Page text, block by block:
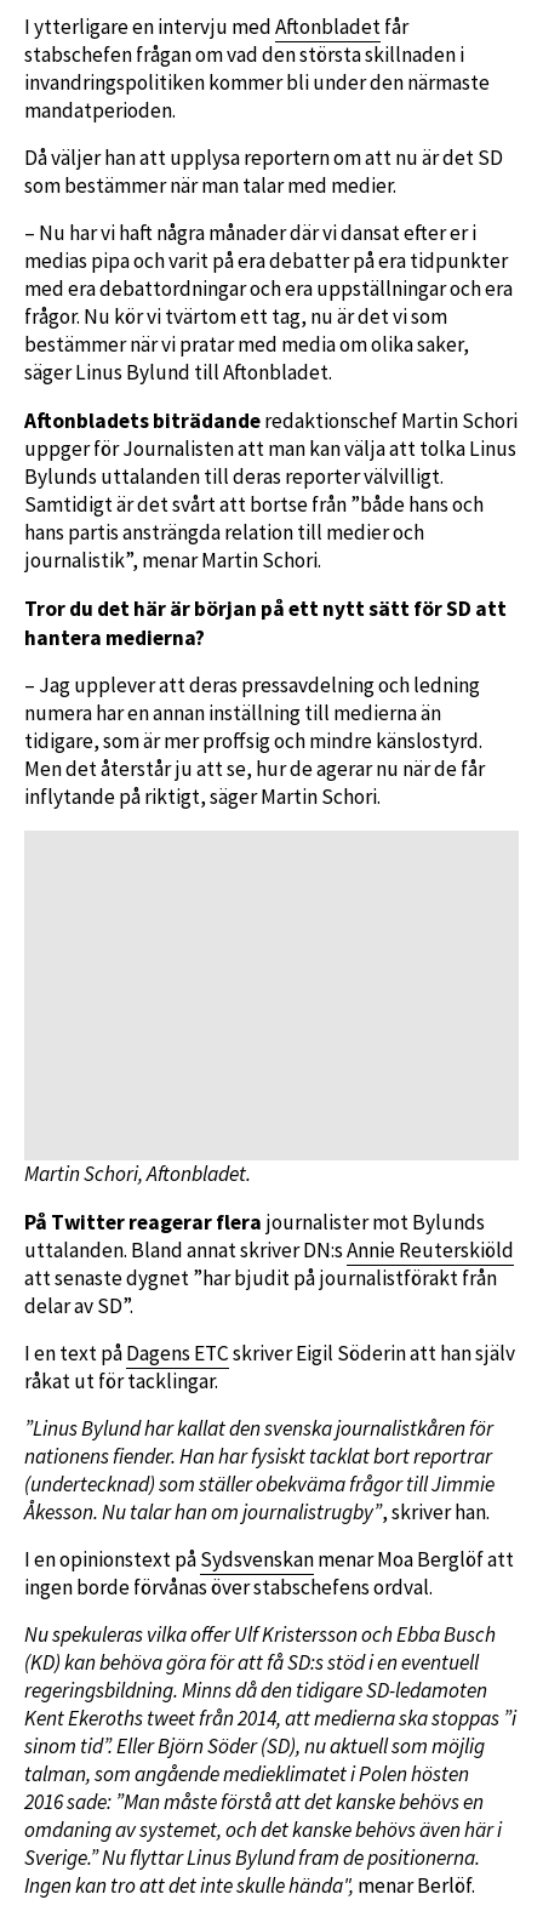
I ytterligare en intervju medAftonbladetfår
stabschefen frågan om vad den största skillnaden i
invandringspolitiken kommer bli under den närmaste
mandatperioden.
Då väljer han att upplysa reportern om att nu är det SD
som bestämmer när man talar med medier.
– Nu har vi haft några månader där vi dansat efter er i
medias pipa och varit på era debatter på era tidpunkter
med era debattordningar och era uppställningar och era
frågor. Nu kör vi tvärtom ett tag, nu är det vi som
bestämmer när vi pratar med media om olika saker,
säger Linus Bylund till Aftonbladet.
Aftonbladets biträdanderedaktionschef Martin Schori
uppger för Journalisten att man kan välja att tolka Linus
Bylunds uttalanden till deras reporter välvilligt.
Samtidigt är det svårt att bortse från ”både hans och
hans partis ansträngda relation till medier och
journalistik”, menar Martin Schori.
Tror du det här är början på ett nytt sätt för SD att
hantera medierna?
– Jag upplever att deras pressavdelning och ledning
numera har en annan inställning till medierna än
tidigare, som är mer proffsig och mindre känslostyrd.
Men det återstår ju att se, hur de agerar nu när de får
inflytande på riktigt, säger Martin Schori.
Martin Schori, Aftonbladet.
På Twitter reagerar flera journalister mot Bylunds
uttalanden. Bland annat skriver DN:sAnnie Reuterskiöld
att senaste dygnet ”har bjudit på journalistförakt från
delar av SD”.
I en text påDagens ETCskriver Eigil Söderin att han själv
råkat ut för tacklingar.
”Linus Bylund har kallat den svenska journalistkåren för
nationens fiender. Han har fysiskt tacklat bort reportrar
(undertecknad) som ställer obekväma frågor till Jimmie
Åkesson. Nu talar han om journalistrugby”, skriver han.
I en opinionstext påSydsvenskanmenar Moa Berglöf att
ingen borde förvånas över stabschefens ordval.
Nu spekuleras vilka offer Ulf Kristersson och Ebba Busch
(KD) kan behöva göra för att få SD:s stöd i en eventuell
regeringsbildning. Minns då den tidigare SD-ledamoten
Kent Ekeroths tweet från 2014, att medierna ska stoppas ”i
sinom tid”. Eller Björn Söder (SD), nu aktuell som möjlig
talman, som angående medieklimatet i Polen hösten
2016 sade: ”Man måste förstå att det kanske behövs en
omdaning av systemet, och det kanske behövs även här i
Sverige.” Nu flyttar Linus Bylund fram de positionerna.
Ingen kan tro att det inte skulle hända", menar Berlöf.